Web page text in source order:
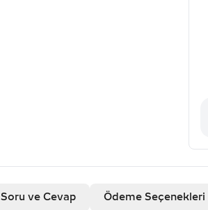
Soru ve Cevap Ödeme Seçenekleri